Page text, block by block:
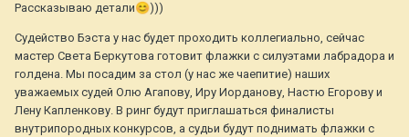
Рассказываю детали😊)))
Судейство Бэста у нас будет проходить коллегиально, сейчас
мастер Света Беркутова готовит флажки с силуэтами лабрадора и
голдена. Мы посадим за стол (у нас же чаепитие) наших
уважаемых судей Олю Агапову, Иру Иорданову, Настю Егорову и
Лену Капленкову. В ринг будут приглашаться финалисты
внутрипородных конкурсов, а судьи будут поднимать флажки с